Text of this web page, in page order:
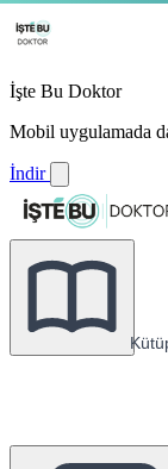
İşte Bu Doktor
Mobil uygulamada
İndir